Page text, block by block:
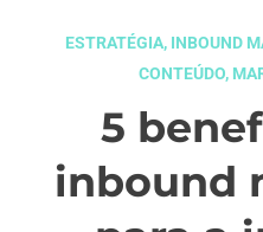
ESTRATÉGIA, INBOUND
CONTEÚDO,
5
inbound